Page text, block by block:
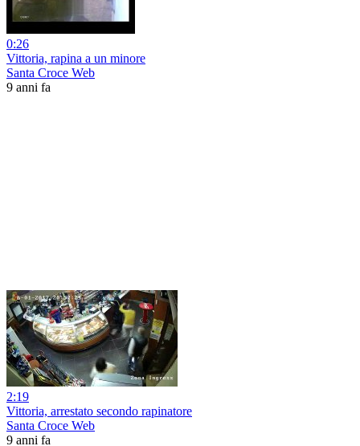
0:26
Vittoria, rapina a un minore
Santa Croce Web
9 anni fa
2:19
Vittoria, arrestato secondo rapinatore
Santa Croce Web
9 anni fa